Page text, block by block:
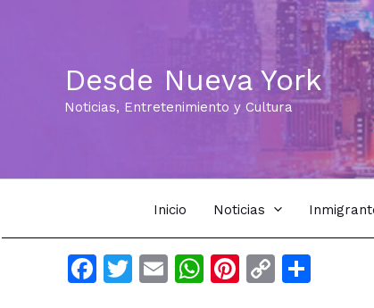
Desde Nueva York
Noticias, Entretenimiento y Cultura
Inicio Noticias
F
T
E
W Pi C